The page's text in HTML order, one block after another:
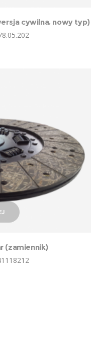
cywilna, nowy typ)
(zamiennik)